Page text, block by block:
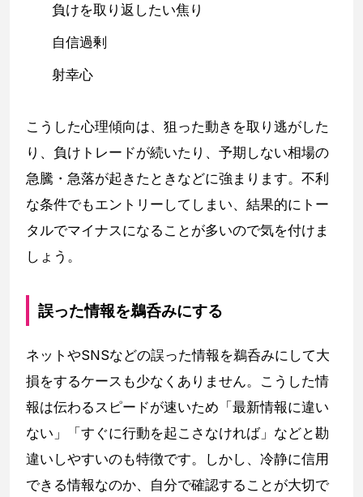
負けを取り返したい焦り
自信過剰
射幸心
こうした心理傾向は、狙った動きを取り逃がした
り、負けトレードが続いたり、予期しない相場の
急騰・急落が起きたときなどに強まります。不利
な条件でもエントリーしてしまい、結果的にトー
タルでマイナスになることが多いので気を付けま
しょう。
誤った情報を鵜呑みにする
ネットやSNSなどの誤った情報を鵜呑みにして大
損をするケースも少なくありません。こうした情
報は伝わるスピードが速いため「最新情報に違い
ない」「すぐに行動を起こさなければ」などと勘
違いしやすいのも特徴です。しかし、冷静に信用
できる情報なのか、自分で確認することが大切で